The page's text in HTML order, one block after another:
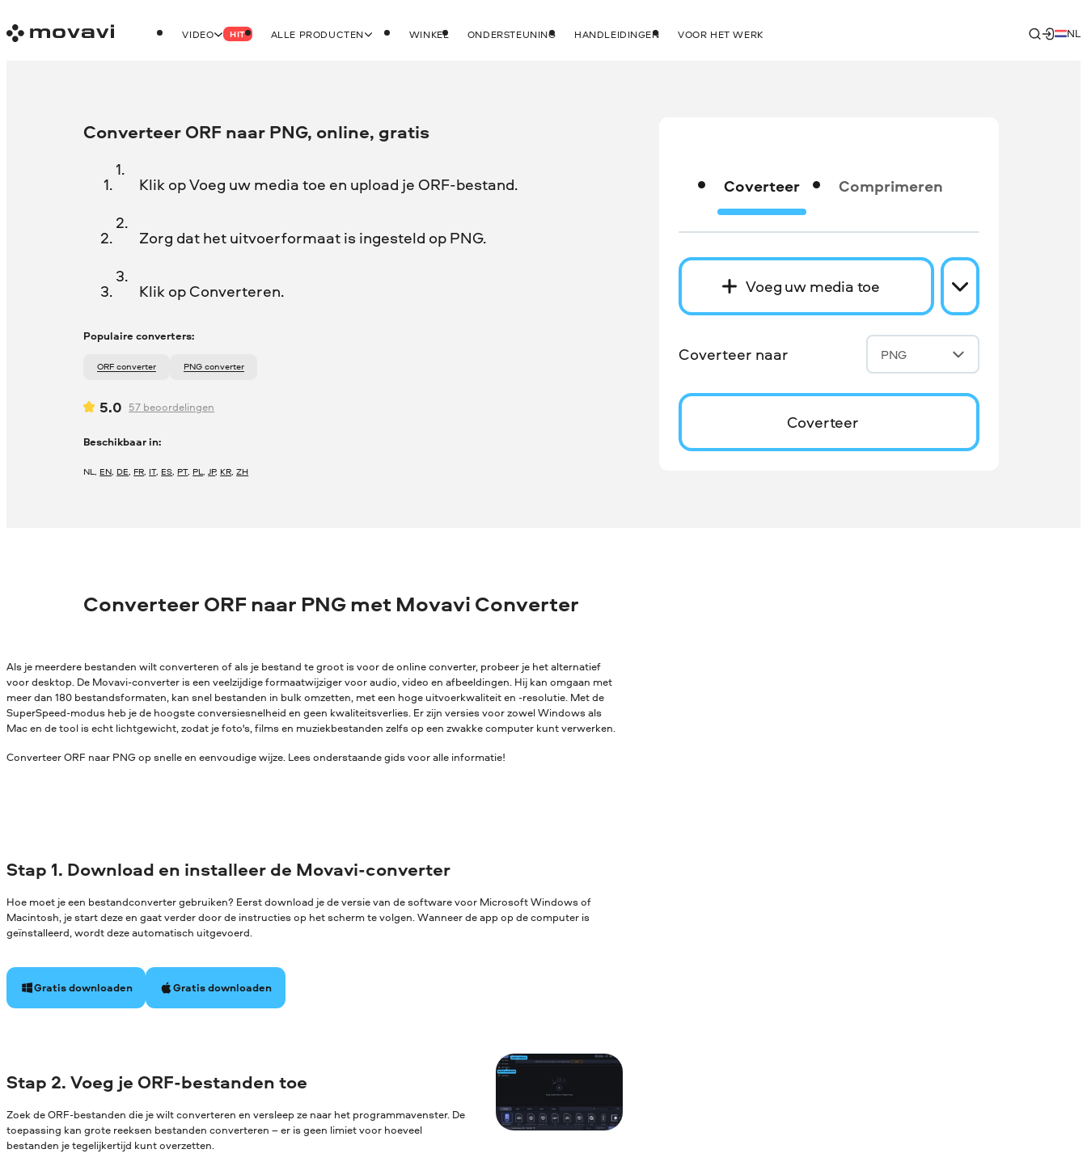
VIDEO HIT ALLE PRODUCTEN WINKEL ONDERSTEUNING HANDLEIDINGEN VOOR HET WERK NL
Converteer ORF naar PNG, online, gratis
Klik op Voeg uw media toe en upload je ORF-bestand.
Zorg dat het uitvoerformaat is ingesteld op PNG.
Klik op Converteren.
Populaire converters:
ORF converter PNG converter
5.0 57 beoordelingen
Beschikbaar in:
NL, EN, DE, FR, IT, ES, PT, PL,JP, KR,ZH
Coverteer Comprimeren
Voeg uw media toe
Coverteer naar PNG
Coverteer
Converteer ORF naar PNG met Movavi Converter
Als je meerdere bestanden wilt converteren of als je bestand te groot is voor de online converter, probeer je het alternatief
voor desktop. De Movavi-converter is een veelzijdige formaatwijziger voor audio, video en afbeeldingen. Hij kan omgaan met
meer dan 180 bestandsformaten, kan snel bestanden in bulk omzetten, met een hoge uitvoerkwaliteit en -resolutie. Met de
SuperSpeed-modus heb je de hoogste conversiesnelheid en geen kwaliteitsverlies. Er zijn versies voor zowel Windows als
Mac en de tool is echt lichtgewicht, zodat je foto's, films en muziekbestanden zelfs op een zwakke computer kunt verwerken.
Converteer ORF naar PNG op snelle en eenvoudige wijze. Lees onderstaande gids voor alle informatie!
Stap 1. Download en installeer de Movavi-converter
Hoe moet je een bestandconverter gebruiken? Eerst download je de versie van de software voor Microsoft Windows of
Macintosh, je start deze en gaat verder door de instructies op het scherm te volgen. Wanneer de app op de computer is
geïnstalleerd, wordt deze automatisch uitgevoerd.
Gratis downloaden Gratis downloaden
Stap 2. Voeg je ORF-bestanden toe
Zoek de ORF-bestanden die je wilt converteren en versleep ze naar het programmavenster. De
toepassing kan grote reeksen bestanden converteren – er is geen limiet voor hoeveel
bestanden je tegelijkertijd kunt overzetten.